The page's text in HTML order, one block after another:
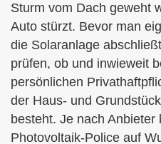
Sturm vom Dach geweht
Auto stürzt. Bevor man
die Solaranlage
prüfen, ob und inwieweit
persönlichen
der Haus- und
besteht. Je nach Anbieter
Photovoltaik-Police auf